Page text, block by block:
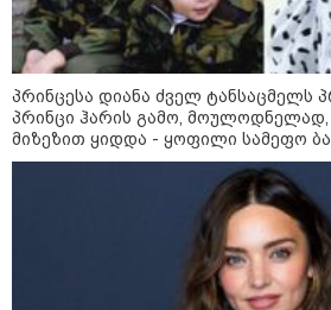
"იპოვონ
გიგა
- თუ
გოგონა,
გადავცემ"
დედა
18:21 / 07-08-
"ვიდეოს
სიკვდილი -
თითქოს
- 12 წლის
ბიჭის
ვიდეოზე
აკეთებს
პრინცესა დიანა ძველ ტანსაცმელს
პრინცი ჰარის გამო,
მიზეზით ყიდდა - ყოფილი სამეფო
საკუთარ წიგნში საუბრობს